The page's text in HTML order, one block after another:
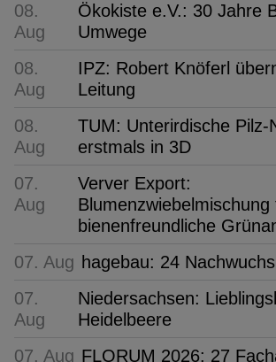
08.
Aug
Ökokiste e.V.: 30 Jahre
Umwege
08.
Aug
IPZ: Robert Knöferl
Leitung
08.
Aug
TUM: Unterirdische Pilz-
erstmals in 3D
07.
Aug
Verver Export:
Blumenzwiebelmischung
bienenfreundliche
07. Aug hagebau: 24
07.
Aug
Niedersachsen:
Heidelbeere
07. Aug FLORUM 2026: 27